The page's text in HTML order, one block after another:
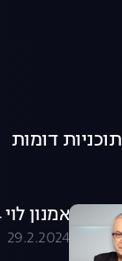
תוכניות דומות
אמנון לוי 29.02.24 - התכנית המלאה
29.2.2024